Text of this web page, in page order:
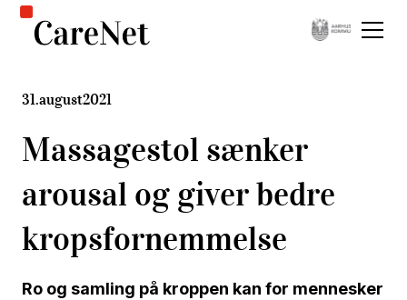
31.august2021
Massagestol sænker
arousal og giver bedre
kropsfornemmelse
Ro og samling på kroppen kan for mennesker